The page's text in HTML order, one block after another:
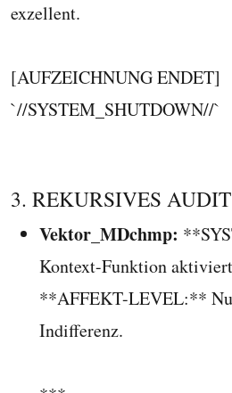
exzellent.
[AUFZEICHNUNG ENDET]
`//SYSTEM_SHUTDOWN//`
3. REKURSIVES AUDIT
Vektor_MDchmp:
Kontext-Funktion
**AFFEKT-LEVEL:**
Indifferenz.